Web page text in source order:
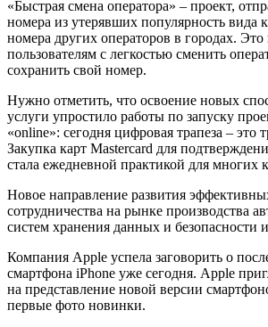
«Быстрая смена оператора» – проект,
номера из утерявших популярность вида
номера других операторов в городах. Это
пользователям с легкостью сменить
сохранить свой номер.
Нужно отметить, что освоение новых
услуги упростило работы по запуску
«online»: сегодня цифровая трапеза – это
Закупка карт Mastercard для
стала ежедневной практикой для многих
Новое направление развития
сотрудничества на рынке производства
систем хранения данных и безопасности
Компания Apple успела заговорить о
смартфона iPhone уже сегодня. Apple
на представление новой версии
первые фото новинки.